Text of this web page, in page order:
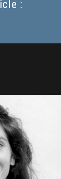
:
• CMNC
au